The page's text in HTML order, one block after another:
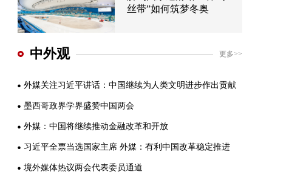
丝带”如何筑梦冬奥
中外观 更多>>
外媒关注习近平讲话：中国继续为人类文明进步作出贡献
墨西哥政界学界盛赞中国两会
外媒：中国将继续推动金融改革和开放
习近平全票当选国家主席 外媒：有利中国改革稳定推进
境外媒体热议两会代表委员通道